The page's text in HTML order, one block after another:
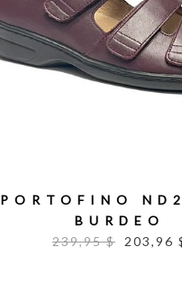
PORTOFINO
BURDEO
239,95 $
203,96